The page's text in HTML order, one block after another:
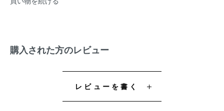
購入された方のレビュー
レビューを書く